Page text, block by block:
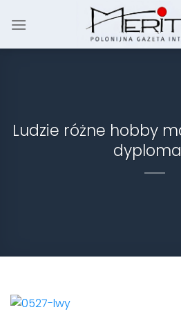
Ludzie różne hobby